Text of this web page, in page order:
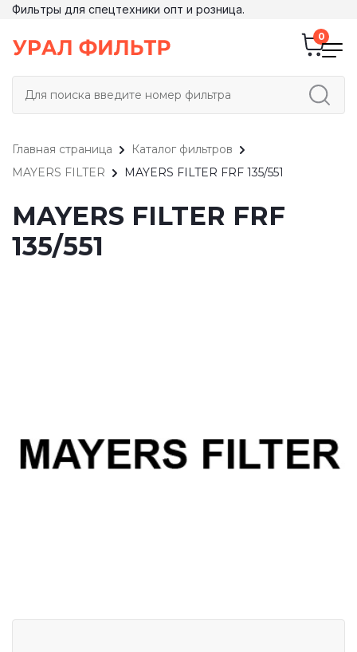
Фильтры для спецтехники опт и розница.
Главная страница
Каталог фильтров
MAYERS FILTER
MAYERS FILTER FRF 135/551
MAYERS FILTER FRF
135/551